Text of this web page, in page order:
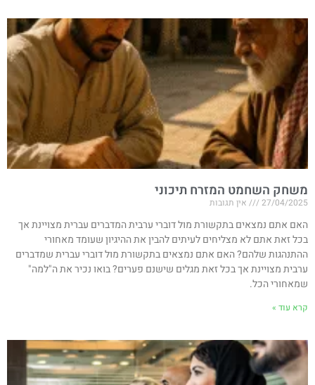
משחק השחמט המזרח תיכוני
27/04/2025 אין תגובות
האם אתם נמצאים בתקשורת מול דוברי ערבית המדברים עברית מצויינת אך
בכל זאת אתם לא מצליחים לעיתים להבין את ההיגיון שעומד מאחורי
ההתנהגות שלהם? האם אתם נמצאים בתקשורת מול דוברי עברית שמדברים
ערבית מצויינת אך בכל זאת מגלים שישנם פערים? בואו נכיר את ה"למה"
שמאחורי הכל.
קרא עוד »